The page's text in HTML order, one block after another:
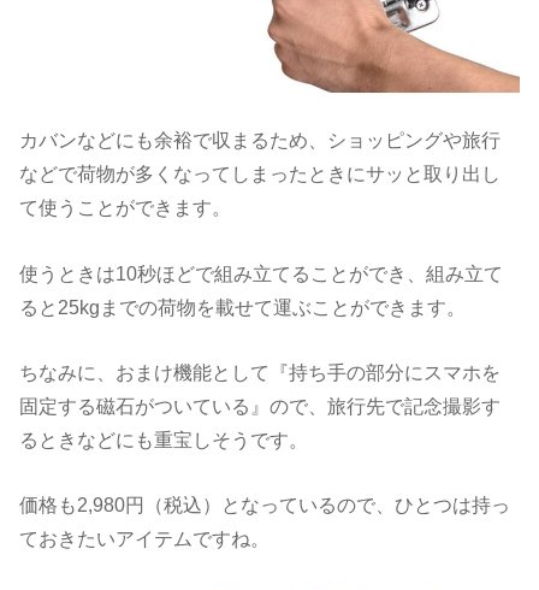
カバンなどにも余裕で収まるため、ショッピングや旅行
などで荷物が多くなってしまったときにサッと取り出し
て使うことができます。
使うときは10秒ほどで組み立てることができ、組み立て
ると25kgまでの荷物を載せて運ぶことができます。
ちなみに、おまけ機能として『持ち手の部分にスマホを
固定する磁石がついている』ので、旅行先で記念撮影す
るときなどにも重宝しそうです。
価格も2,980円（税込）となっているので、ひとつは持っ
ておきたいアイテムですね。